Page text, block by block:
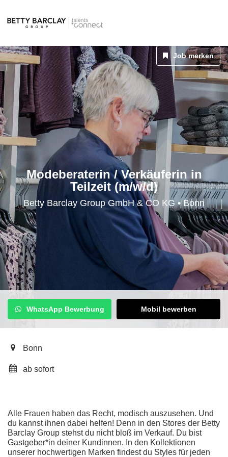
Modeberaterin / Verkäuferin in
Teilzeit (m/w/d)
Betty Barclay Group GmbH & CO KG • Bonn
Job merken
WhatsApp Bewerbung Mobil bewerben
Bonn
ab sofort
Alle Frauen haben das Recht, modisch auszusehen. Und
du kannst ihnen dabei helfen! Denn in den Stores der Betty
Barclay Group stehst du nicht bloß im Verkauf. Du bist
Gastgeber*in deiner Kundinnen. In den Kollektionen
unserer hochwertigen Marken findest du Styles für jeden